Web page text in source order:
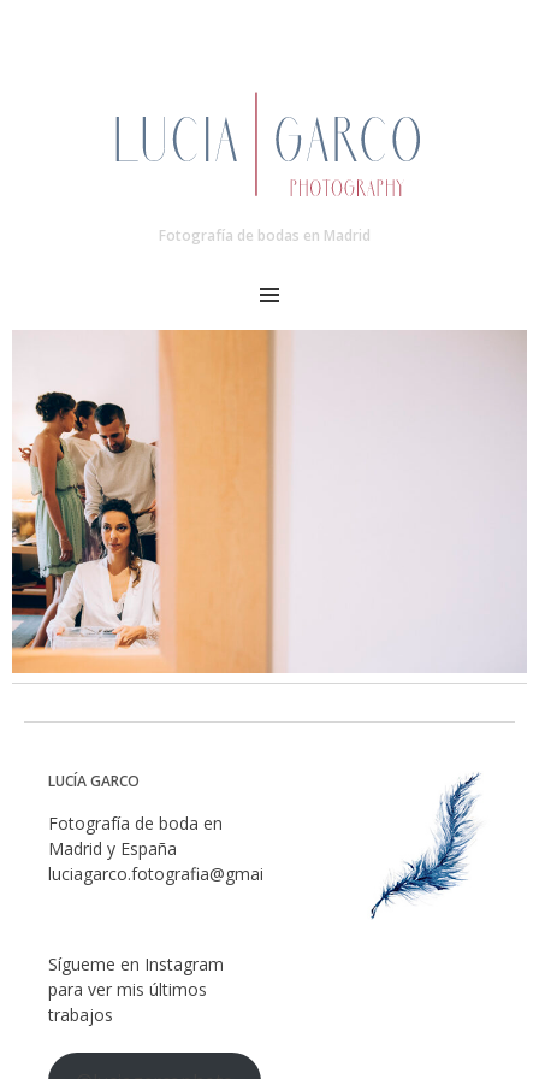
Fotografía de bodas en Madrid
MENU
LUCÍA GARCO
Fotografía de boda en
Madrid y España
luciagarco.fotografia@gmail.com
Sígueme en Instagram
para ver mis últimos
trabajos